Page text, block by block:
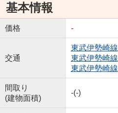
基本情報
価格 -
交通
東武伊勢崎線
東武伊勢崎線
東武伊勢崎線
間取り
(建物面積)
-(-)